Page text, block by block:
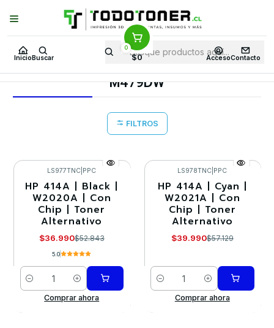
Inicio Buscar
0
$0 AccesoContacto
Puedes Elegir: Comprar enTienda· Despachoa Todo Chile · Retiro en
Tienda en24 Horas
Inicio Toner y tambor Toner Alternativo HP Equipos HP
M479DW
M479DW
FILTROS
-30%
LS977TNC PPC
HP 414A | Black |
W2020A | Con
Chip | Toner
Alternativo
$36.990$52.843
5.0
Cantidad
Comprar ahora
-30%
LS978TNC PPC
HP 414A | Cyan |
W2021A | Con
Chip | Toner
Alternativo
$39.990$57.129
Cantidad
Comprar ahora